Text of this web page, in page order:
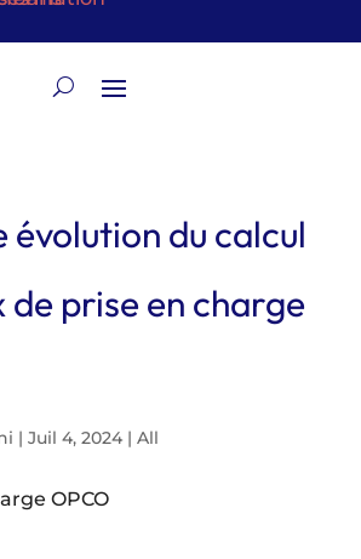
évolution du calcul
de prise en charge
| Juil 4, 2024| All